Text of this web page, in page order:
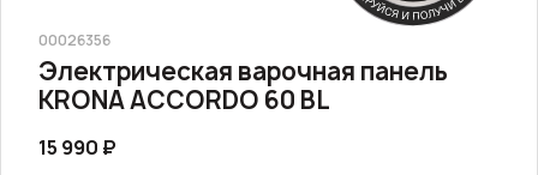
00026356
Электрическая варочная панель
KRONA ACCORDO 60 BL
15 990 ₽